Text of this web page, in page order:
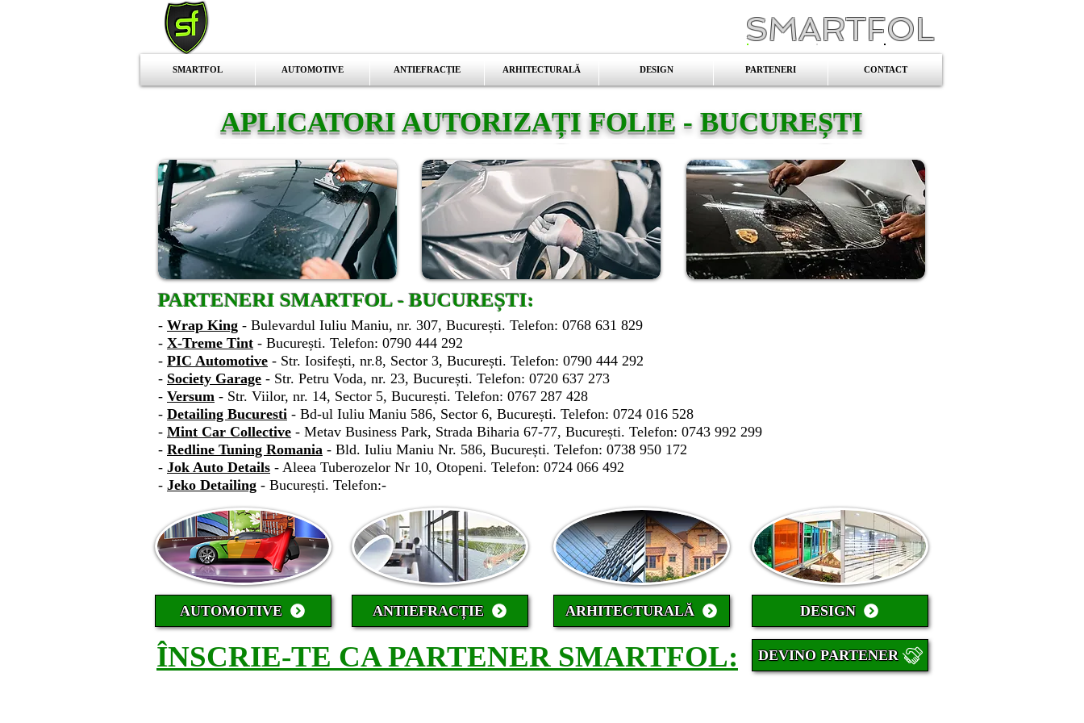
SMARTFOL
SMARTFOL AUTOMOTIVE ANTIEFRACȚIE ARHITECTURALĂ DESIGN PARTENERI CONTACT
APLICATORI AUTORIZAȚI FOLIE - BUCUREȘTI
PARTENERI SMARTFOL - BUCUREȘTI:
- Wrap King - Bulevardul Iuliu Maniu, nr. 307, București. Telefon: 0768 631 829
- X-Treme Tint - București. Telefon: 0790 444 292
- PIC Automotive - Str. Iosifești, nr.8, Sector 3, București. Telefon: 0790 444 292
- Society Garage - Str. Petru Voda, nr. 23, București. Telefon: 0720 637 273
- Versum - Str. Viilor, nr. 14, Sector 5, București. Telefon: 0767 287 428
- Detailing Bucuresti - Bd-ul Iuliu Maniu 586, Sector 6, București. Telefon: 0724 016 528
- Mint Car Collective - Metav Business Park, Strada Biharia 67-77, București. Telefon: 0743 992 299
- Redline Tuning Romania - Bld. Iuliu Maniu Nr. 586, București. Telefon: 0738 950 172
- Jok Auto Details - Aleea Tuberozelor Nr 10, Otopeni. Telefon: 0724 066 492
- Jeko Detailing - București. Telefon:-
AUTOMOTIVE ANTIEFRACȚIE ARHITECTURALĂ DESIGN
ÎNSCRIE-TE CA PARTENER SMARTFOL: DEVINO PARTENER